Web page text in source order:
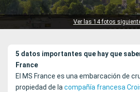
Ver las 14 fotos
Puertos
5 datos importantes que hay que
France
El MS France es una embarcación de
propiedad de lacompañía francesa